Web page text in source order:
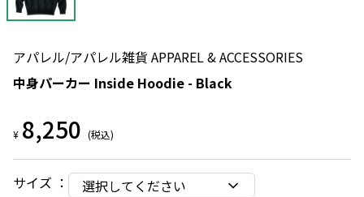
アパレル/アパレル雑貨 APPAREL & ACCESSORIES
中身パーカー Inside Hoodie - Black
¥ 8,250 (税込)
サイズ ：
選択してください